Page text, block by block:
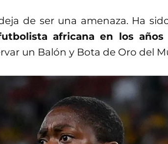
de ser una amenaza. Ha
africana en los años
un Balón y Bota de Oro del